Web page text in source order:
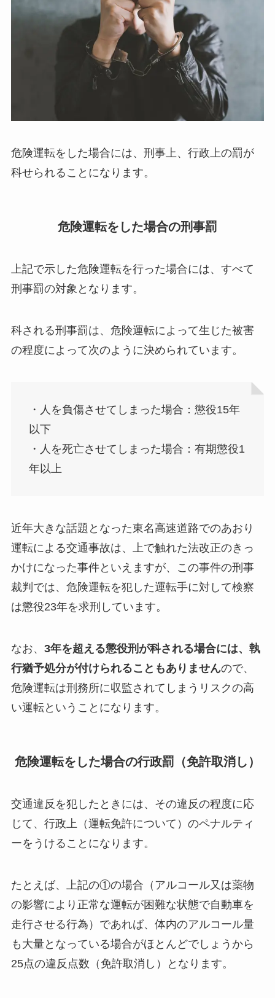
危険運転をした場合には、刑事上、行政上の罰が
科せられることになります。
危険運転をした場合の刑事罰
上記で示した危険運転を行った場合には、すべて
刑事罰の対象となります。
科される刑事罰は、危険運転によって生じた被害
の程度によって次のように決められています。
・人を負傷させてしまった場合：懲役15年
以下
・人を死亡させてしまった場合：有期懲役1
年以上
近年大きな話題となった東名高速道路でのあおり
運転による交通事故は、上で触れた法改正のきっ
かけになった事件といえますが、この事件の刑事
裁判では、危険運転を犯した運転手に対して検察
は懲役23年を求刑しています。
なお、 3年を超える懲役刑が科される場合には、執
行猶予処分が付けられることもありませんので、
危険運転は刑務所に収監されてしまうリスクの高
い運転ということになります。
危険運転をした場合の行政罰（免許取消し）
交通違反を犯したときには、その違反の程度に応
じて、行政上（運転免許について）のペナルティ
ーをうけることになります。
たとえば、上記の①の場合（アルコール又は薬物
の影響により正常な運転が困難な状態で自動車を
走行させる行為）であれば、体内のアルコール量
も大量となっている場合がほとんどでしょうから
25点の違反点数（免許取消し）となります。